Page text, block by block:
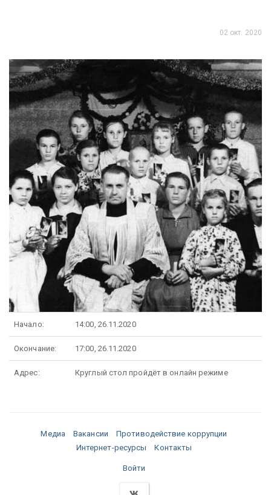
02 окт. 2020
Начало: 14:00, 26.11.2020
Окончание: 17:00, 26.11.2020
Адрес: Круглый стол пройдёт в онлайн режиме
Медиа Вакансии
Противодействие коррупции
Интернет-ресурсы
Контакты
Войти